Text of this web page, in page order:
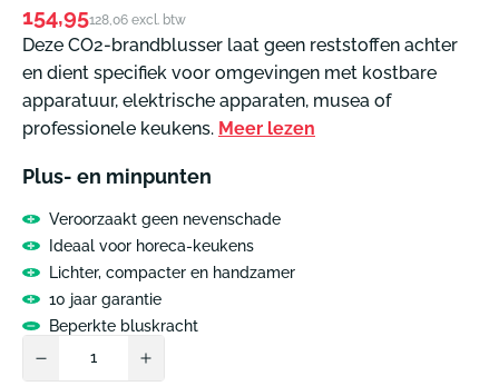
Normale
prijs
154,95128,06 excl. btw
Deze CO2-brandblusser laat geen reststoffen achter
en dient specifiek voor omgevingen met kostbare
apparatuur, elektrische apparaten, musea of
professionele keukens. Meer lezen
Plus- en minpunten
Veroorzaakt geen nevenschade
Ideaal voor horeca-keukens
Lichter, compacter en handzamer
10 jaar garantie
Beperkte bluskracht